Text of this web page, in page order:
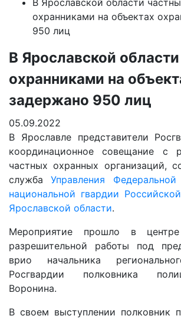
охранниками на объектах
950 лиц
В Ярославской
охранниками на
задержано 950 лиц
05.09.2022
В Ярославле представители
координационное совещание с
частных охранных организаций,
службаУправления
национальной гвардии
Ярославской области.
Мероприятие прошло в центре
разрешительной работы под
врио начальника
Росгвардии полковника
Воронина.
В своем выступлении полковник